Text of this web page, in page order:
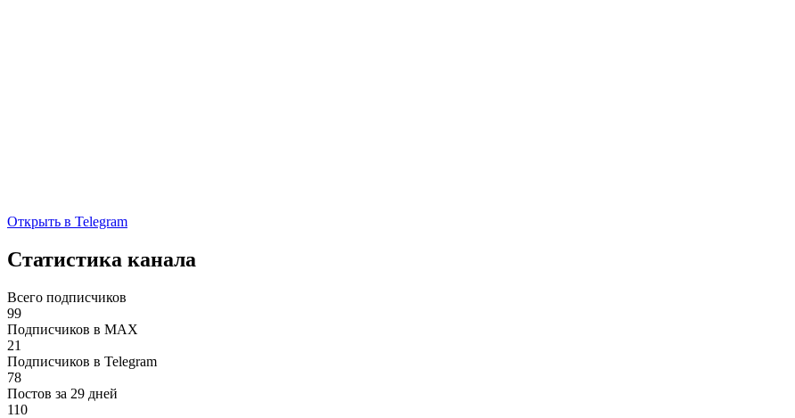
Открыть в Telegram
Статистика канала
Всего подписчиков
99
Подписчиков в MAX
21
Подписчиков в Telegram
78
Постов за 29 дней
110